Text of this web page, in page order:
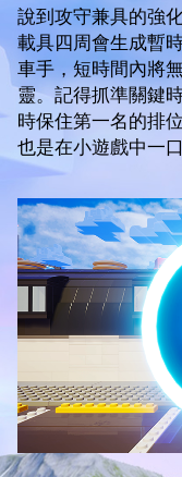
說到攻守兼具的強
載具四周會生成暫
車手，短時間內將
靈。記得抓準關鍵
時保住第一名的排
也是在小遊戲中一